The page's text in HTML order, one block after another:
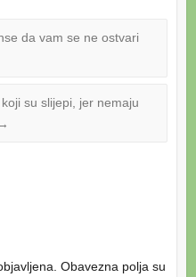
da vam se ne ostvari
su slijepi, jer nemaju
→
Obavezna polja su